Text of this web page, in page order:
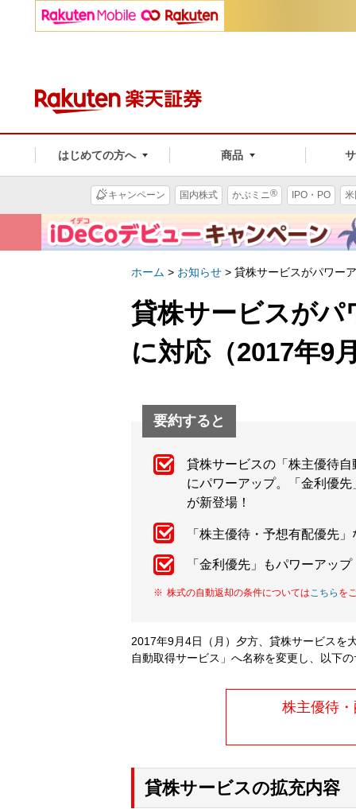
はじめての方へ 商品
キャンペーン 国内株式 かぶミニ® IPO・PO
ホーム > お知らせ > 貸株サービスがパワー
貸株サービスがパ
に対応（2017年9
要約すると
貸株サービスの「株主優待
にパワーアップ。「金利優
が新登場！
「株主優待・予想有配優先
「金利優先」もパワーアッ
株式の自動返却の条件については こちら を
2017年9月4日（月）夕方、貸株サービスを
自動取得サービス」へ名称を変更し、以下
株主優待
貸株サービスの拡充内容